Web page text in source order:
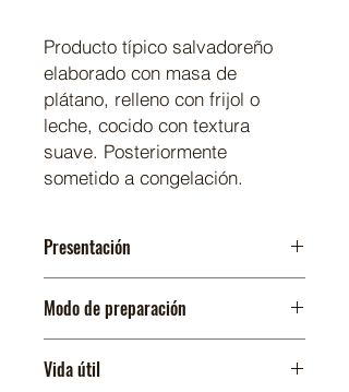
Producto típico salvadoreño
elaborado con masa de
plátano, relleno con frijol o
leche, cocido con textura
suave. Posteriormente
sometido a congelación.
Presentación
Modo de preparación
alto, cocinar de 3 a 4 minutos o
Vida útil